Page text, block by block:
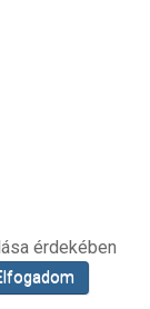
érdekében